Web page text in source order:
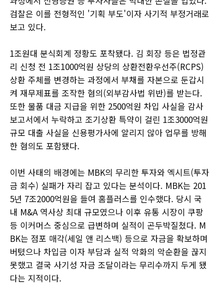
검찰은 이를 전형적인 '기획 부도'이자 사기적 부정거래로
보고 있다.
1조원대 분식회계 정황도 포착됐다. 김 회장 등은 법정관
리 신청 전 1조1000억원 상당의 상환전환우선주(RCPS)
상환 주체를 변경하는 과정에서 부채를 자본으로 둔갑시
켜 재무제표를 조작한 혐의(외부감사법 위반)를 받는다.
또한 물품 대금 지급을 위한 2500억원 차입 사실을 감사
보고서에서 누락하고 조기상환 특약이 걸린 1조3000억원
규모 대출 사실을 신용평가사에 알리지 않아 업무를 방해
한 혐의도 포함됐다.
이번 사태의 배경에는 MBK의 무리한 투자와 엑시트(투자
금 회수) 실패가 자리 잡고 있다는 분석이다. MBK는 201
5년 7조2000억원을 들여 홈플러스를 인수했다. 당시 국
내 M&A 역사상 최대 규모였으나 이후 유통 시장이 쿠팡
등 이커머스 중심으로 급변하며 실적이 곤두박질쳤다. M
BK는 점포 매각(세일 앤 리스백) 등으로 자금을 확보하며
버텼으나 차입금 이자 부담과 실적 악화의 악순환을 끊지
못했고 결국 사기성 자금 조달이라는 무리수까지 두게 됐
다는 지적이다.